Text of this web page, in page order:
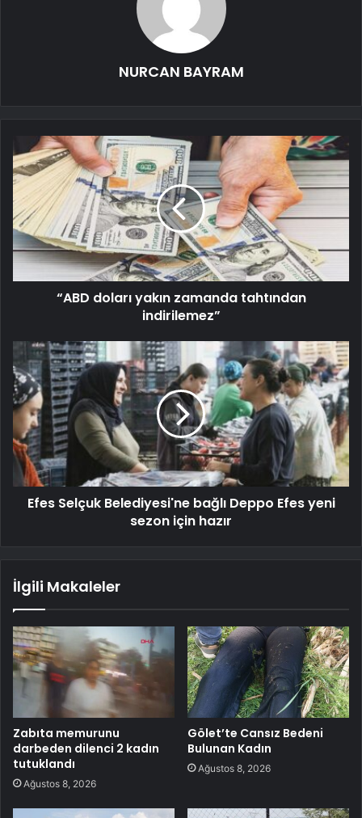
NURCAN BAYRAM
“ABD doları yakın zamanda tahtından
indirilemez”
Efes Selçuk Belediyesi'ne bağlı Deppo Efes yeni
sezon için hazır
İlgili Makaleler
Zabıta memurunu
darbeden dilenci 2 kadın
tutuklandı
Ağustos 8, 2026
Gölet’te Cansız Bedeni
Bulunan Kadın
Ağustos 8, 2026